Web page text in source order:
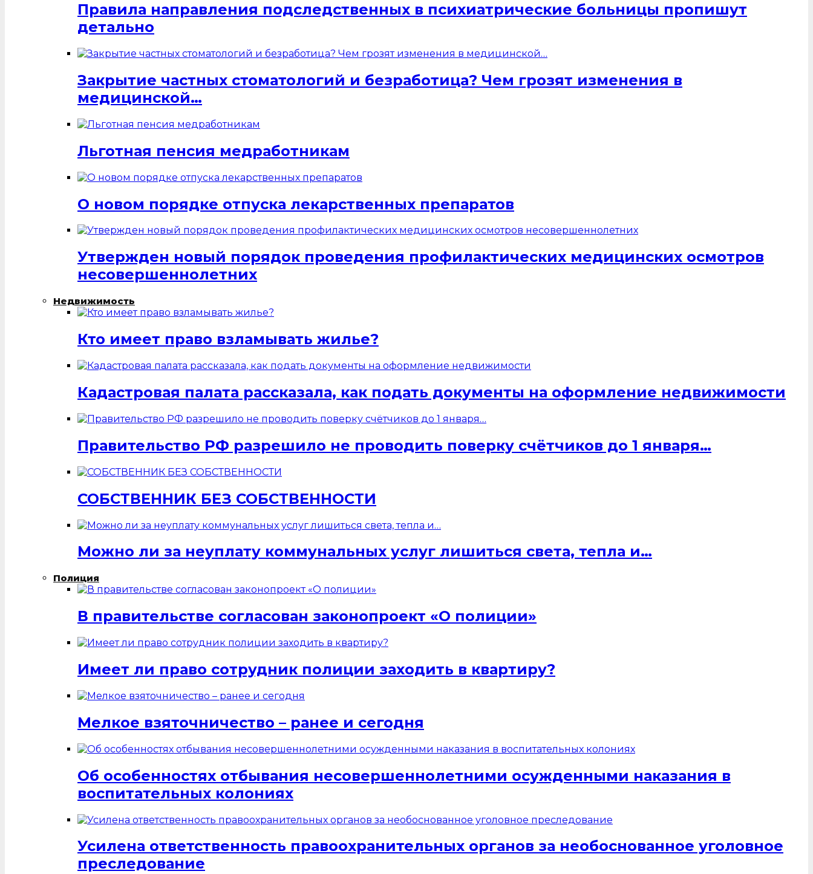
Правила направления подследственных в психиатрические больницы пропишут
детально
Закрытие частных стоматологий и безработица? Чем грозят изменения в
медицинской…
Льготная пенсия медработникам
О новом порядке отпуска лекарственных препаратов
Утвержден новый порядок проведения профилактических медицинских осмотров
несовершеннолетних
Недвижимость
Кто имеет право взламывать жилье?
Кадастровая палата рассказала, как подать документы на оформление недвижимости
Правительство РФ разрешило не проводить поверку счётчиков до 1 января…
СОБСТВЕННИК БЕЗ СОБСТВЕННОСТИ
Можно ли за неуплату коммунальных услуг лишиться света, тепла и…
Полиция
В правительстве согласован законопроект «О полиции»
Имеет ли право сотрудник полиции заходить в квартиру?
Мелкое взяточничество – ранее и сегодня
Об особенностях отбывания несовершеннолетними осужденными наказания в
воспитательных колониях
Усилена ответственность правоохранительных органов за необоснованное уголовное
преследование